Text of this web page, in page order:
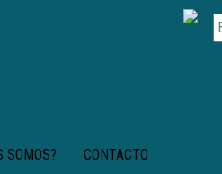
SOMOS? CONTACTO